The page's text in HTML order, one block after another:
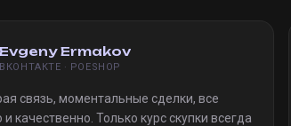
Evgeny Ermakov
ВКОНТАКТЕ · POESHOP
связь, моментальные сделки, все
и качественно. Только курс скупки всегда